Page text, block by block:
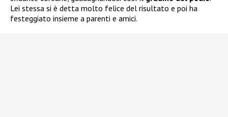
Lei stessa si è detta molto felice del risultato e poi ha
festeggiato insieme a parenti e amici.